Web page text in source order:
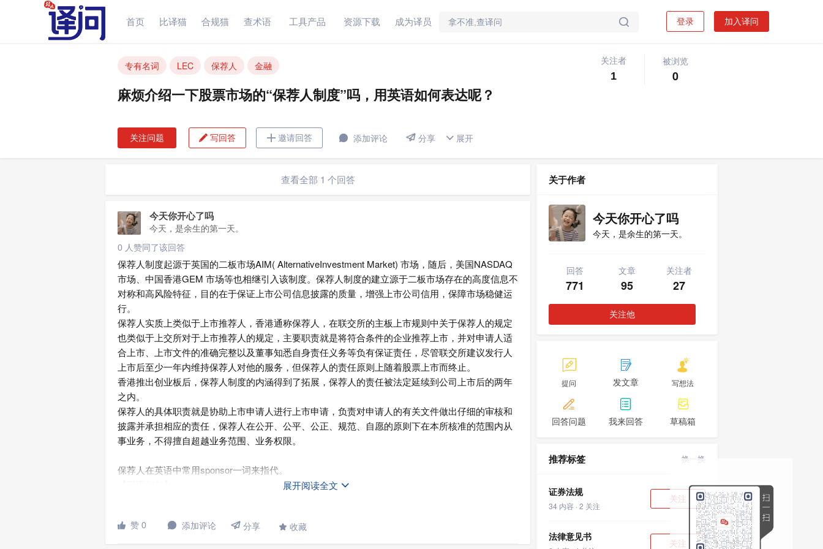
首页 比译猫 合规猫 查术语 工具产品 资源下载 成为译员  登录 加入译问
麻烦介绍一下股票市场的“保荐人制度”吗，用英语如何表达呢？ 
专有名词 LEC 保荐人 金融
麻烦介绍一下股票市场的“保荐人制度”吗，用英语如何表达呢？
关注者
1
被浏览
0
关注问题  写回答  邀请回答  添加评论  分享  展开
查看全部 1 个回答
今天你开心了吗
今天，是余生的第一天。
0 人赞同了该回答
保荐人制度起源于英国的二板市场AIM( AlternativeInvestment Market) 市场，随后，美国NASDAQ
市场、中国香港GEM 市场等也相继引入该制度。保荐人制度的建立源于二板市场存在的高度信息不
对称和高风险特征，目的在于保证上市公司信息披露的质量，增强上市公司信用，保障市场稳健运
行。
保荐人实质上类似于上市推荐人，香港通称保荐人，在联交所的主板上市规则中关于保荐人的规定
也类似于上交所对于上市推荐人的规定，主要职责就是将符合条件的企业推荐上市，并对申请人适
合上市、上市文件的准确完整以及董事知悉自身责任义务等负有保证责任，尽管联交所建议发行人
上市后至少一年内维持保荐人对他的服务，但保荐人的责任原则上随着股票上市而终止。
香港推出创业板后，保荐人制度的内涵得到了拓展，保荐人的责任被法定延续到公司上市后的两年
之内。
保荐人的具体职责就是协助上市申请人进行上市申请，负责对申请人的有关文件做出仔细的审核和
披露并承担相应的责任，保荐人在公开、公平、公正、规范、自愿的原则下在本所核准的范围内从
事业务，不得擅自超越业务范围、业务权限。
保荐人在英语中常用sponsor一词来指代。
At the pre-listing stage, we can play a pivotal role in assisting you with approaching sponsors and
underwriters, and in providing consultation and advice in your negotiations with them.
展开阅读全文 
 赞 0  添加评论  分享  收藏
关于作者
今天你开心了吗
今天，是余生的第一天。
回答
771
文章
95
关注者
27
关注他

提问

发文章

写想法

回答问题

我来回答

草稿箱
推荐标签 换一换
证券法规
34 内容 · 2 关注
关注
法律意见书
关注